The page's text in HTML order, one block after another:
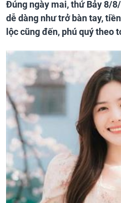
Đúng ngày mai, thứ Bảy 8/
dễ dàng như trở bàn tay,
lộc cũng đến, phú quý theo